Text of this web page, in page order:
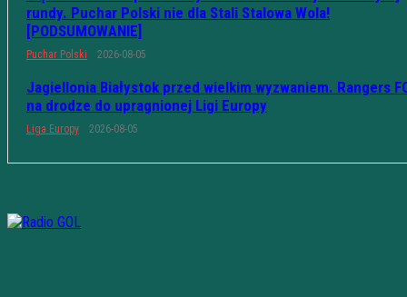
rundy. Puchar Polski nie dla Stali Stalowa Wola!
[PODSUMOWANIE]
Puchar Polski 2026-08-05
Jagiellonia Białystok przed wielkim wyzwaniem. Rangers
na drodze do upragnionej Ligi Europy
Liga Europy 2026-08-05